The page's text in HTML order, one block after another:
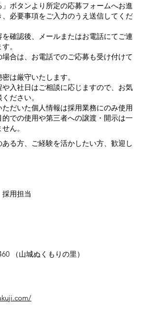
」ボタンより所定の応募フォームへお進
、必要事項をご入力のうえ送信してくだ
を確認後、メールまたはお電話にてご連
。
合は、お電話でのご応募も受け付けて
は厳守いたします。
入社日はご相談に応じますので、お気
ださい。
だいた個人情報は採用業務にのみ使用
的での使用や第三者への譲渡・開示は一
ん。
ある方、ご経験を活かしたい方、歓迎し
用担当
（山城ぬくもりの里）